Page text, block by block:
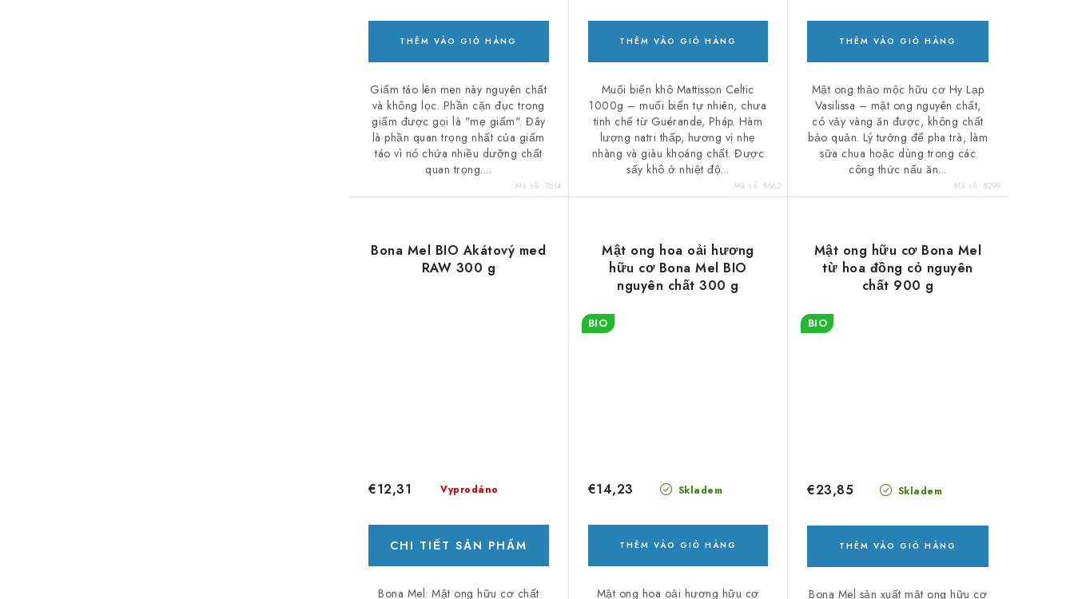
h
m
THÊM VÀO GIỎ HÀNG
Giấm táo lên men này nguyên chất
và không lọc. Phần cặn đục trong
giấm được gọi là "mẹ giấm". Đây
là phần quan trọng nhất của giấm
táo vì nó chứa nhiều dưỡng chất
quan trọng....
Mã số: 7614
THÊM VÀO GIỎ HÀNG
Muối biển khô Mattisson Celtic
1000g – muối biển tự nhiên, chưa
tinh chế từ Guérande, Pháp. Hàm
lượng natri thấp, hương vị nhẹ
nhàng và giàu khoáng chất. Được
sấy khô ở nhiệt độ...
Mã số:8662
THÊM VÀO GIỎ HÀNG
Mật ong thảo mộc hữu cơ Hy Lạp
Vasilissa – mật ong nguyên chất,
có vảy vàng ăn được, không chất
bảo quản. Lý tưởng để pha trà, làm
sữa chua hoặc dùng trong các
công thức nấu ăn...
Mã số: 8299
Bona Mel BIO Akátový med
RAW 300 g
Vyprodáno
€12,31
CHI TIẾT SẢN PHẨM
Bona Mel: Mật ong hữu cơ chất
Mật ong hoa oải hương
hữu cơ Bona Mel BIO
nguyên chất 300 g
BIO
Skladem
€14,23
THÊM VÀO GIỎ HÀNG
Mật ong hoa oải hương hữu cơ
Mật ong hữu cơ Bona Mel
từ hoa đồng cỏ nguyên
chất 900 g
BIO
Skladem
€23,85
THÊM VÀO GIỎ HÀNG
Bona Mel sản xuất mật ong hữu cơ